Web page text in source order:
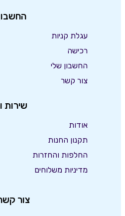
עגלת קניות
רכישה
החשבון שלי
צור קשר
שירות
אודות
תקנון החנות
החלפות והחזרות
מדיניות משלוחים
צור